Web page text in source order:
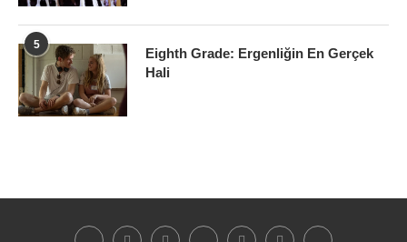
5
Eighth Grade: Ergenliğin En Gerçek
Hali